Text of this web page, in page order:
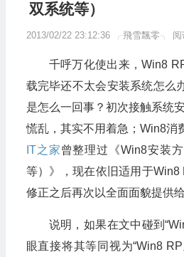
双系统等）
2013/02/22 23:12:36 ╭飛雪飄零╮ 阅
千呼万化使出来，Win8
载完毕还不太会安装系统怎么
是怎么一回事？初次接触系统
慌乱，其实不用着急；Win8消
IT之家曾整理过《Win8安装
等）》，现在依旧适用于
修正之后再次以全面面貌提供给
说明，如果在文中碰到
眼直接将其等同视为“Win8 RP